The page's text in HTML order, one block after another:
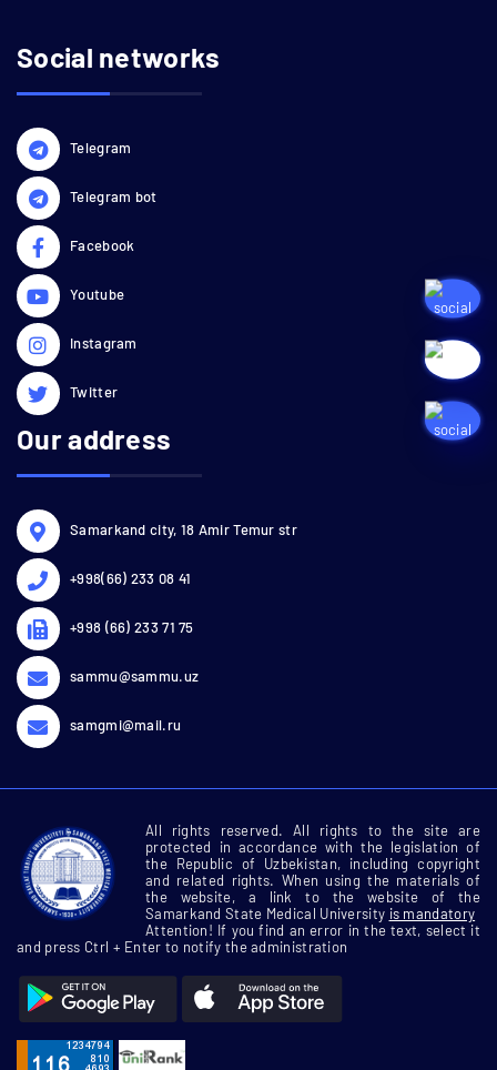
Social networks
Telegram
Telegram bot
Facebook
Youtube
Instagram
Twitter
Our address
Samarkand city, 18 Amir Temur str
+998(66) 233 08 41
+998 (66) 233 71 75
sammu@sammu.uz
samgmi@mail.ru
All rights reserved. All rights to the site are
protected in accordance with the legislation of
the Republic of Uzbekistan, including copyright
and related rights. When using the materials of
the website, a link to the website of the
Samarkand State Medical University is mandatory
Attention! If you find an error in the text, select it
and press Ctrl + Enter to notify the administration